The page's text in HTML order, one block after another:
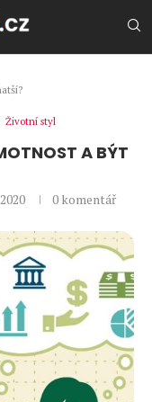
Životní styl
A BÝT
0 komentář